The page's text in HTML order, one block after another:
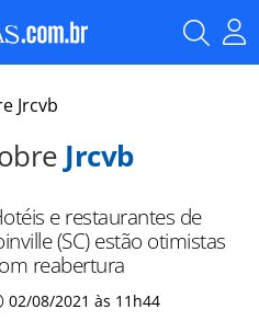
Jrcvb
Jrcvb
e restaurantes de
(SC) estão otimistas
reabertura
02/08/2021 às 11h44